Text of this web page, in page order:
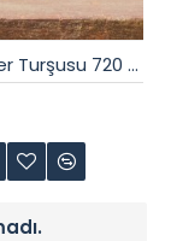
Yakan Biber Turşusu 720 cc